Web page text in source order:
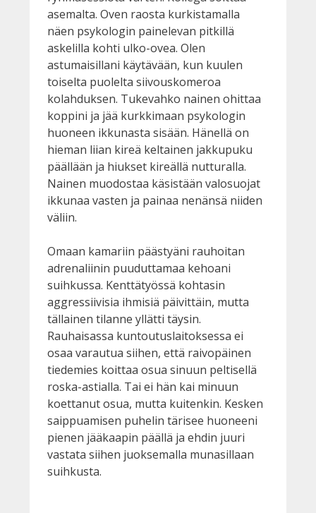
asemalta. Oven raosta kurkistamalla
näen psykologin painelevan pitkillä
askelilla kohti ulko-ovea. Olen
astumaisillani käytävään, kun kuulen
toiselta puolelta siivouskomeroa
kolahduksen. Tukevahko nainen ohittaa
koppini ja jää kurkkimaan psykologin
huoneen ikkunasta sisään. Hänellä on
hieman liian kireä keltainen jakkupuku
päällään ja hiukset kireällä nutturalla.
Nainen muodostaa käsistään valosuojat
ikkunaa vasten ja painaa nenänsä niiden
väliin.
Omaan kamariin päästyäni rauhoitan
adrenaliinin puuduttamaa kehoani
suihkussa. Kenttätyössä kohtasin
aggressiivisia ihmisiä päivittäin, mutta
tällainen tilanne yllätti täysin.
Rauhaisassa kuntoutuslaitoksessa ei
osaa varautua siihen, että raivopäinen
tiedemies koittaa osua sinuun peltisellä
roska-astialla. Tai ei hän kai minuun
koettanut osua, mutta kuitenkin. Kesken
saippuamisen puhelin tärisee huoneeni
pienen jääkaapin päällä ja ehdin juuri
vastata siihen juoksemalla munasillaan
suihkusta.